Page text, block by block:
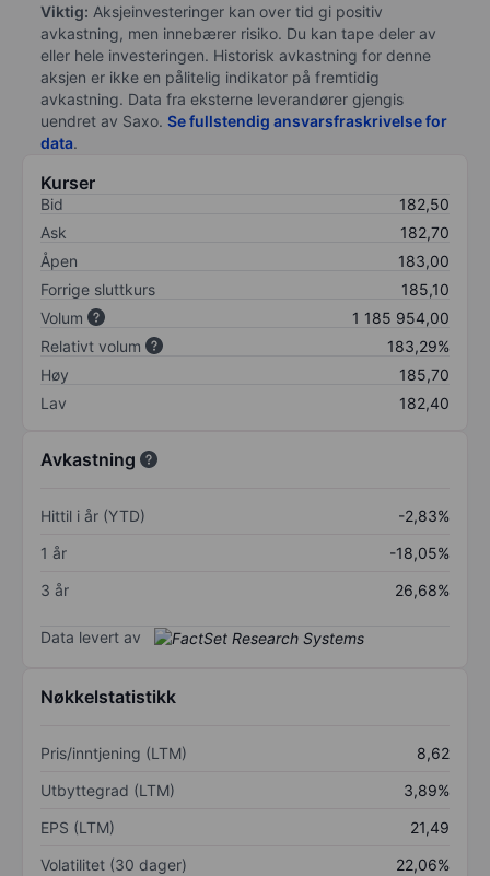
Viktig: Aksjeinvesteringer kan over tid gi positiv
avkastning, men innebærer risiko. Du kan tape deler av
eller hele investeringen. Historisk avkastning for denne
aksjen er ikke en pålitelig indikator på fremtidig
avkastning. Data fra eksterne leverandører gjengis
uendret av Saxo. Se fullstendig ansvarsfraskrivelse for
data.
Kurser
Bid
182,50
Ask
182,70
Åpen
183,00
Forrige sluttkurs
185,10
Volum
1 185 954,00
Relativt volum
183,29%
Høy
185,70
Lav
182,40
Avkastning
Hittil i år (YTD)
-2,83%
1 år
-18,05%
3 år
26,68%
Data levert av
Nøkkelstatistikk
Pris/inntjening (LTM)
8,62
Utbyttegrad (LTM)
3,89%
EPS (LTM)
21,49
Volatilitet (30 dager)
22,06%